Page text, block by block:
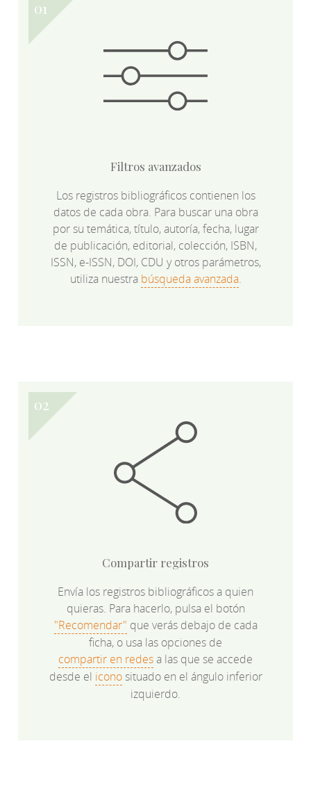
Filtros avanzados
Los registros bibliográficos contienen los
datos de cada obra. Para buscar una obra
por su temática, título, autoría, fecha, lugar
de publicación, editorial, colección, ISBN,
ISSN, e-ISSN, DOI, CDU y otros parámetros,
utiliza nuestra búsqueda avanzada.
Compartir registros
Envía los registros bibliográficos a quien
quieras. Para hacerlo, pulsa el botón
"Recomendar" que verás debajo de cada
ficha, o usa las opciones de
compartir en redesa las que se accede
desde el iconosituado en el ángulo inferior
izquierdo.